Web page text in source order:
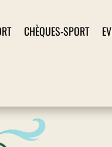
CHÈQUES-SPORT